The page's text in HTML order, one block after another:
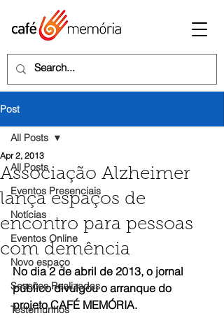
Post
All Posts
Eventos Presenciais
Notícias
Eventos Online
Novo espaço
Sessões Realizadas
Testemunhos
All Posts
Associação Alzheimer
lança espaços de
encontro para pessoas
com demência
Apr 2, 2013
No dia 2 de abril de 2013, o jornal
público divulgou o arranque do
projeto CAFÉ MEMÓRIA.